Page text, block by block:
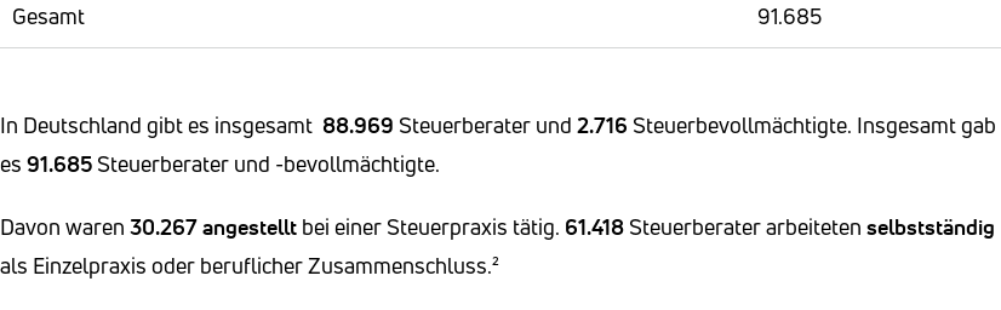
Gesamt 91.685
In Deutschland gibt es insgesamt 88.969 Steuerberater und 2.716 Steuerbevollmächtigte. Insgesamt gab
es 91.685 Steuerberater und -bevollmächtigte.
Davon waren 30.267angestellt bei einer Steuerpraxis tätig. 61.418 Steuerberater arbeiteten selbstständig
als Einzelpraxis oder beruflicher Zusammenschluss.²